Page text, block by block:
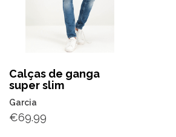
Calças de ganga
super slim
Garcia
€69.99